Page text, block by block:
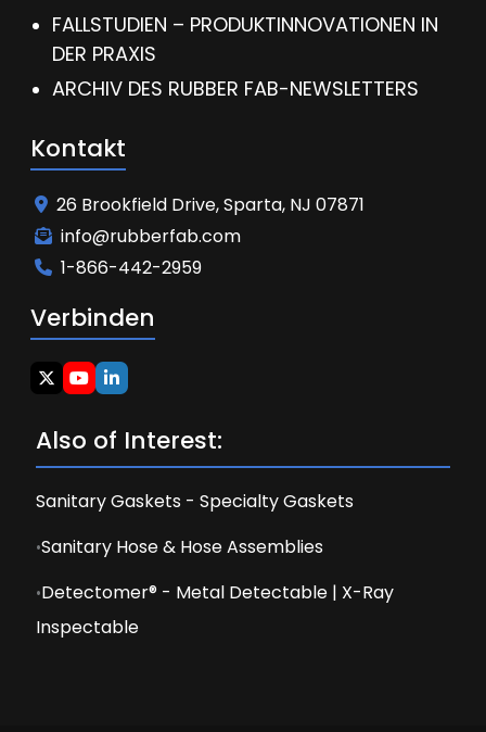
FALLSTUDIEN – PRODUKTINNOVATIONEN IN
DER PRAXIS
ARCHIV DES RUBBER FAB-NEWSLETTERS
Kontakt
26 Brookfield Drive, Sparta, NJ 07871
info@rubberfab.com
1-866-442-2959
Verbinden
Also of Interest:
Sanitary Gaskets - Specialty Gaskets
Sanitary Hose & Hose Assemblies
Detectomer® - Metal Detectable | X-Ray
Inspectable